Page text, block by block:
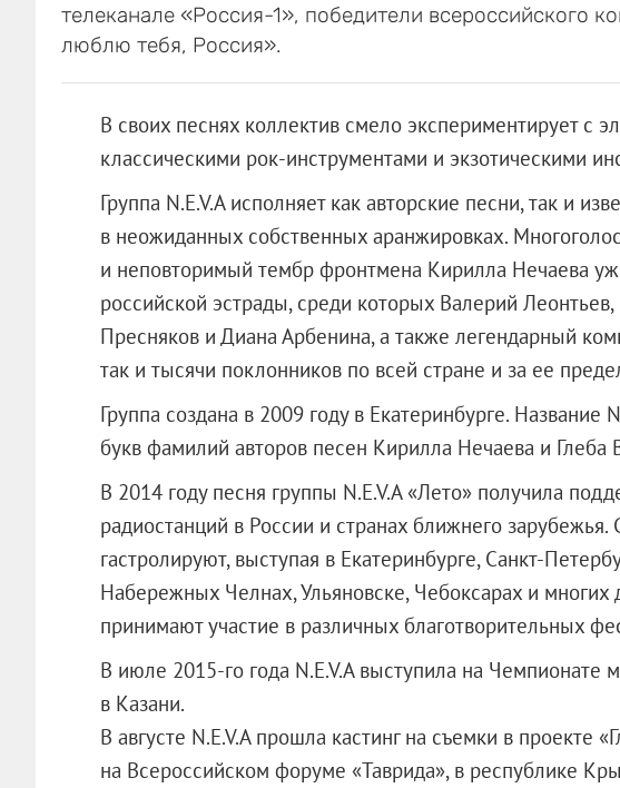
телеканале «Россия-1», победители всероссийского
люблю тебя, Россия».
В своих песнях коллектив смело экспериментирует с
классическими рок-инструментами и экзотическими
Группа N.E.V.A исполняет как авторские песни, так и
в неожиданных собственных аранжировках.
и неповторимый тембр фронтмена Кирилла Нечаева
российской эстрады, среди которых Валерий
Пресняков и Диана Арбенина, а также легендарный
так и тысячи поклонников по всей стране и за ее
Группа создана в 2009 году в Екатеринбурге. Название
букв фамилий авторов песен Кирилла Нечаева и Глеба
В 2014 году песня группы N.E.V.A «Лето» получила
радиостанций в России и странах ближнего зарубежья.
гастролируют, выступая в Екатеринбурге, Санкт-
Набережных Челнах, Ульяновске, Чебоксарах и многих
принимают участие в различных благотворительных
В июле 2015-го года N.E.V.A выступила на Чемпионате
в Казани.
В августе N.E.V.A прошла кастинг на съемки в проекте
на Всероссийском форуме «Таврида», в республике